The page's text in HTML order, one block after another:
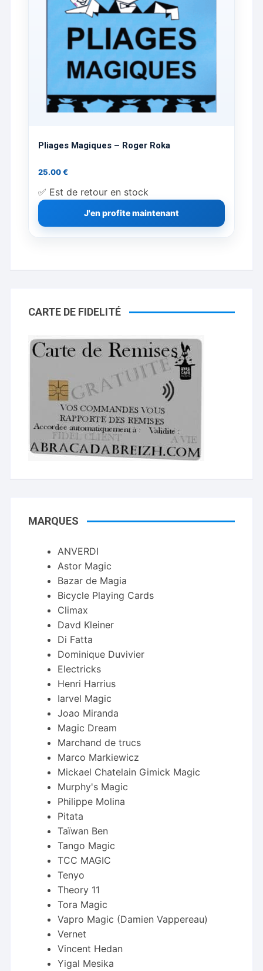
Pliages Magiques – Roger Roka
25.00€
✅ Est de retour en stock
J'en profite maintenant
CARTE DE FIDELITÉ
MARQUES
ANVERDI
Astor Magic
Bazar de Magia
Bicycle Playing Cards
Climax
Davd Kleiner
Di Fatta
Dominique Duvivier
Electricks
Henri Harrius
Iarvel Magic
Joao Miranda
Magic Dream
Marchand de trucs
Marco Markiewicz
Mickael Chatelain Gimick Magic
Murphy's Magic
Philippe Molina
Pitata
Taïwan Ben
Tango Magic
TCC MAGIC
Tenyo
Theory 11
Tora Magic
Vapro Magic (Damien Vappereau)
Vernet
Vincent Hedan
Yigal Mesika